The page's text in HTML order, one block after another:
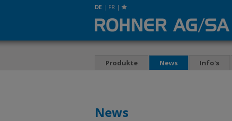
DE | FR |
Produkte News Info's
News